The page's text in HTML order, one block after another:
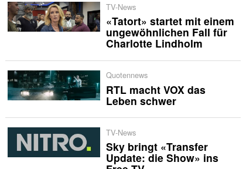
TV-News
«Tatort» startet mit einem
ungewöhnlichen Fall für
Charlotte Lindholm
Quotennews
RTL macht VOX das
Leben schwer
TV-News
Sky bringt «Transfer
Update: die Show» ins